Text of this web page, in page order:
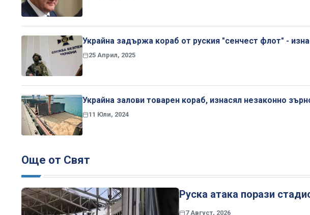
Украйна задържа кораб от руския "сенчест флот" -
25 Април, 2025
Украйна залови товарен кораб, изнасял незаконно
11 Юли, 2024
Още от Свят
Руска атака порази
7 Август, 2026